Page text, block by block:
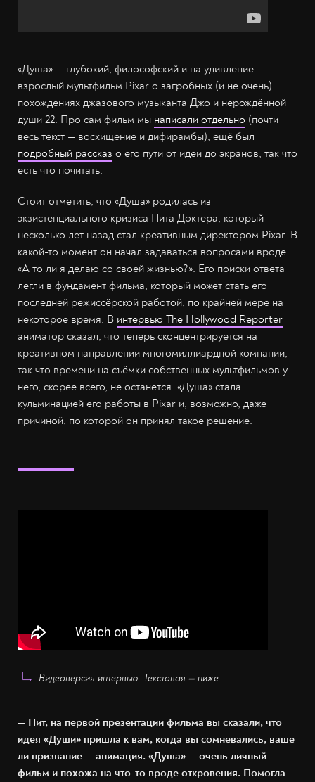
«Душа» — глубокий, философский и на удивление
взрослый мультфильм Pixar о загробных (и не очень)
похождениях джазового музыканта Джо и нерождённой
души 22. Про сам фильм мы написали отдельно (почти
весь текст — восхищение и дифирамбы), ещё был
подробный рассказ о его пути от идеи до экранов, так что
есть что почитать.
Стоит отметить, что «Душа» родилась из
экзистенциального кризиса Пита Доктера, который
несколько лет назад стал креативным директором Pixar. В
какой-то момент он начал задаваться вопросами вроде
«А то ли я делаю со своей жизнью?». Его поиски ответа
легли в фундамент фильма, который может стать его
последней режиссёрской работой, по крайней мере на
некоторое время. В интервью The Hollywood Reporter
аниматор сказал, что теперь сконцентрируется на
креативном направлении многомиллиардной компании,
так что времени на съёмки собственных мультфильмов у
него, скорее всего, не останется. «Душа» стала
кульминацией его работы в Pixar и, возможно, даже
причиной, по которой он принял такое решение.
Видеоверсия интервью. Текстовая — ниже.
— Пит, на первой презентации фильма вы сказали, что
идея «Души» пришла к вам, когда вы сомневались, ваше
ли призвание — анимация. «Душа» — очень личный
фильм и похожа на что-то вроде откровения. Помогла